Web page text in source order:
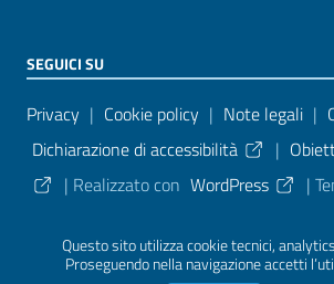
Questo sito utilizza cookie tecnici,
Proseguendo nella navigazione accetti
SEGUICI SU
Sezione Link Utili
Privacy | Cookie policy | Note legali |
Dichiarazione di accessibilità
|
| Realizzato con WordPress |